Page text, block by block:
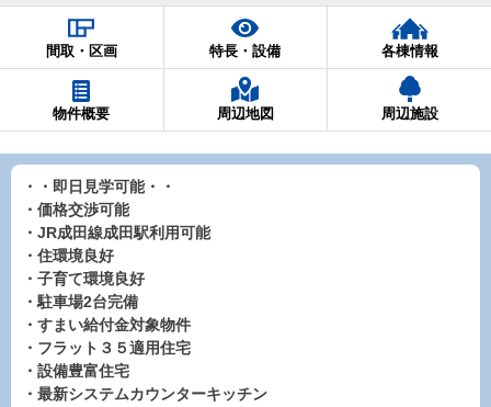
間取・区画 特長・設備 各棟情報
物件概要 周辺地図 周辺施設
・・即日見学可能・・
・価格交渉可能
・JR成田線成田駅利用可能
・住環境良好
・子育て環境良好
・駐車場2台完備
・すまい給付金対象物件
・フラット３５適用住宅
・設備豊富住宅
・最新システムカウンターキッチン